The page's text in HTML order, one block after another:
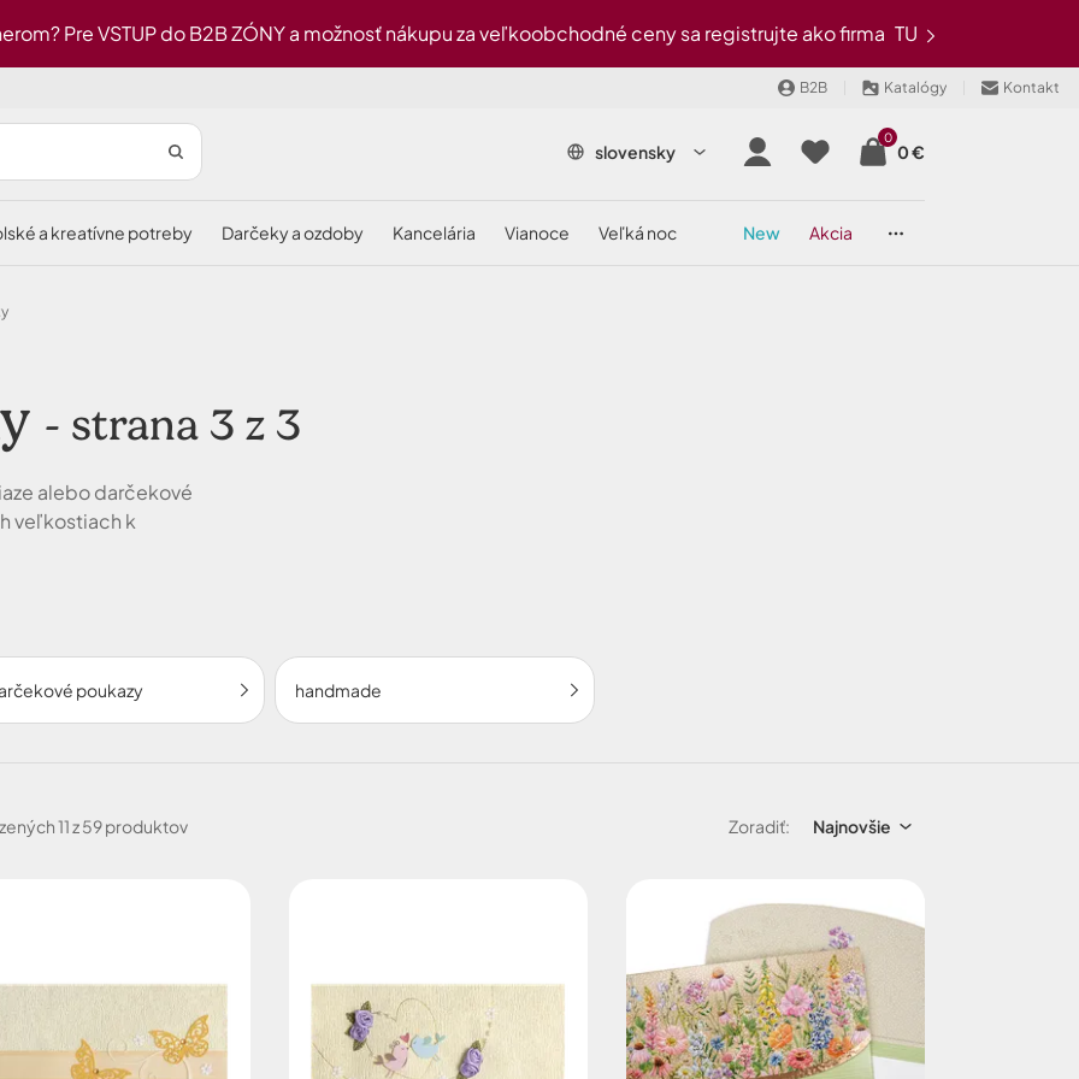
Pre VSTUP do B2B ZÓNY a možnosť nákupu za veľkoobchodné ceny sa registrujte ako firma TU
B2B Katalógy Kontakt
slovensky
0
0 €
a kreatívne potreby darčeky a ozdoby kancelária vianoce veľká noc new akcia
- strana 3 z 3
alebo darčekové
veľkostiach k
poukazy handmade
11 z 59 produktov Zoradiť: Najnovšie